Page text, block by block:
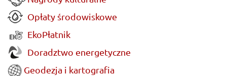
Opłaty środowiskowe
EkoPłatnik
Doradztwo energetyczne
Geodezja i kartografia